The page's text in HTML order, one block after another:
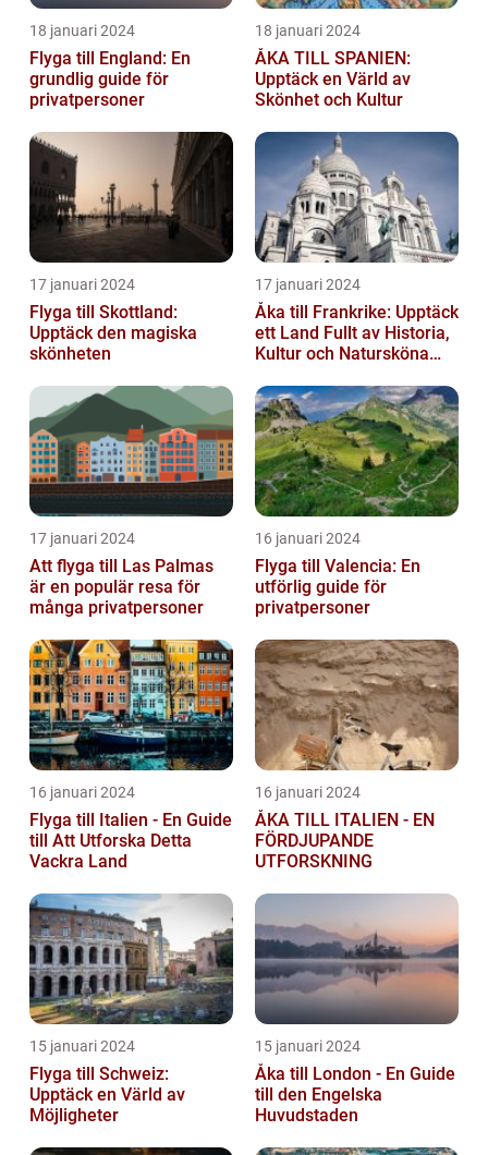
18 januari 2024
Flyga till England: En
grundlig guide för
privatpersoner
18 januari 2024
ÅKA TILL SPANIEN:
Upptäck en Värld av
Skönhet och Kultur
17 januari 2024
Flyga till Skottland:
Upptäck den magiska
skönheten
17 januari 2024
Åka till Frankrike: Upptäck
ett Land Fullt av Historia,
Kultur och Natursköna
17 januari 2024
Att flyga till Las Palmas
är en populär resa för
många privatpersoner
16 januari 2024
Flyga till Valencia: En
utförlig guide för
privatpersoner
16 januari 2024
Flyga till Italien - En Guide
till Att Utforska Detta
Vackra Land
16 januari 2024
ÅKA TILL ITALIEN - EN
FÖRDJUPANDE
UTFORSKNING
15 januari 2024
Flyga till Schweiz:
Upptäck en Värld av
Möjligheter
15 januari 2024
Åka till London - En Guide
till den Engelska
Huvudstaden